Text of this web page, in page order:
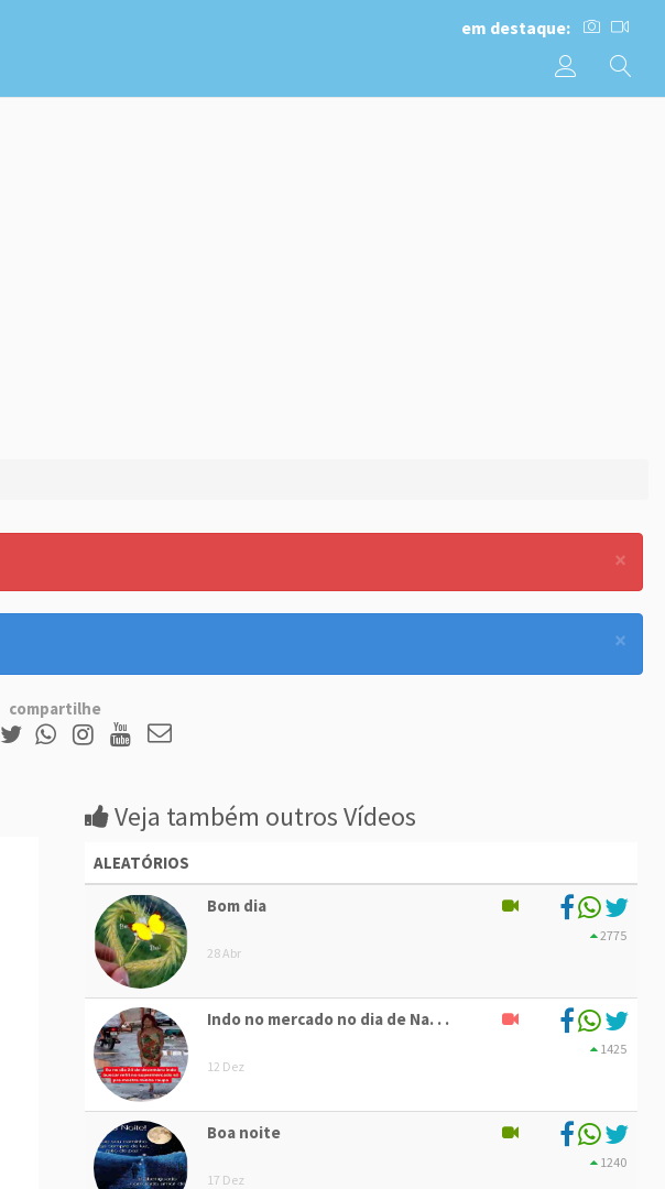
em destaque:
×
×
compartilhe
Veja também outros Vídeos
ALEATÓRIOS
Bom dia
28 Abr
2775
Indo no mercado no dia de Na. . .
12 Dez
1425
Boa noite
17 Dez
1240